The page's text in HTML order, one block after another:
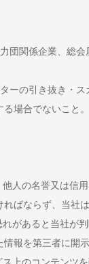
団関係企業、総
ーの引き抜き・
場合でないこと。
人の名誉又は信
ばならず、当社
があると当社が
報を第三者に開